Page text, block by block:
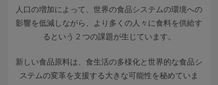
人口の増加によって、世界の食品システムの環境への
影響を低減しながら、より多くの人々に食料を供給す
るという 2 つの課題が生じています。
新しい食品原料は、食生活の多様化と世界的な食品シ
ステムの変革を支援する大きな可能性を秘めていま